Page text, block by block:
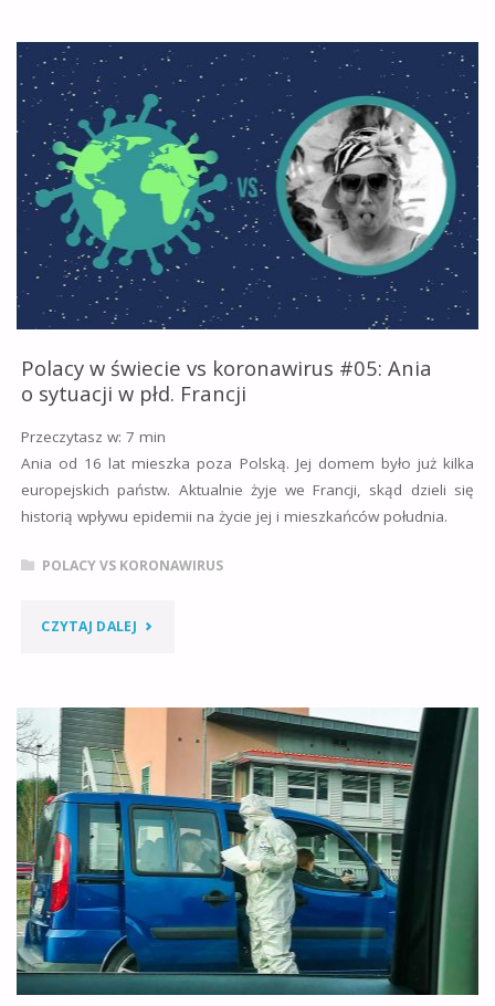
Polacy w świecie vs koronawirus #05: Ania
o sytuacji w płd. Francji
Przeczytasz w: 7 min
Ania od 16 lat mieszka poza Polską. Jej domem było już kilka
europejskich państw. Aktualnie żyje we Francji, skąd dzieli się
historią wpływu epidemii na życie jej i mieszkańców południa.
POLACY VS KORONAWIRUS
CZYTAJ DALEJ "POLACY
ŚWIECIE
VS
KORONAWIRUS
#05:
ANIA
O
SYTUACJI